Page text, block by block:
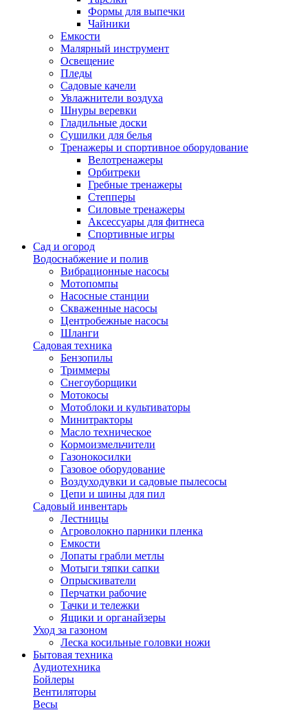
Формы для выпечки
Чайники
Емкости
Малярный инструмент
Освещение
Пледы
Садовые качели
Увлажнители воздуха
Шнуры веревки
Гладильные доски
Сушилки для белья
Тренажеры и спортивное оборудование
Велотренажеры
Орбитреки
Гребные тренажеры
Степперы
Силовые тренажеры
Аксессуары для фитнеса
Спортивные игры
Сад и огород
Водоснабжение и полив
Вибрационные насосы
Мотопомпы
Насосные станции
Скваженные насосы
Центробежные насосы
Шланги
Садовая техника
Бензопилы
Триммеры
Снегоуборщики
Мотокосы
Мотоблоки и культиваторы
Минитракторы
Масло техническое
Кормоизмельчители
Газонокосилки
Газовое оборудование
Воздуходувки и садовые пылесосы
Цепи и шины для пил
Садовый инвентарь
Лестницы
Агроволокно парники пленка
Емкости
Лопаты грабли метлы
Мотыги тяпки сапки
Опрыскиватели
Перчатки рабочие
Тачки и тележки
Ящики и органайзеры
Уход за газоном
Леска косильные головки ножи
Бытовая техника
Аудиотехника
Бойлеры
Вентиляторы
Весы